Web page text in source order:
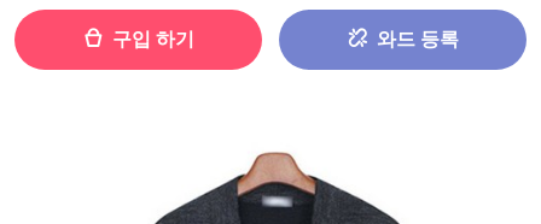
구입 하기 와드 등록